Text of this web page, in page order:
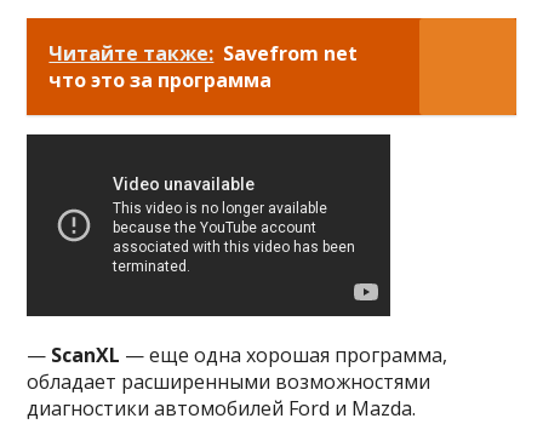
Читайте также: Savefrom net
что это за программа
— ScanXL — еще одна хорошая программа,
обладает расширенными возможностями
диагностики автомобилей Ford и Mazda.